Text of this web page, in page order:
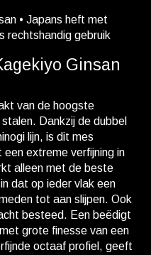
• Japans heft met
rechtshandig gebruik
Ginsan
van de hoogste
Dankzij de dubbel
lijn, is dit mes
extreme verfijning in
alleen met de beste
dat op ieder vlak een
tot aan slijpen. Ook
besteed. Een beëdigt
grote finesse van een
octaaf profiel, geeft